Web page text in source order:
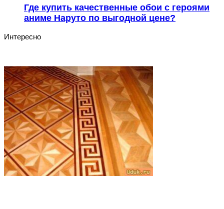
Где купить качественные обои с героями
аниме Наруто по выгодной цене?
Интересно